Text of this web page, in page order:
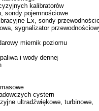
kalibratorów
sondy pojemnościowe
Ex, sondy
sygnalizator
miernik poziomu
i wody dennej
cystern
ultradźwiękowe, turbinowe,